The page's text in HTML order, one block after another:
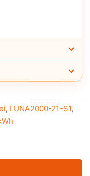
, LUNA2000-21-S1,